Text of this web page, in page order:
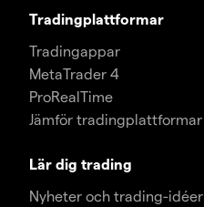
Tradingplattformar
Tradingappar
MetaTrader 4
ProRealTime
Jämför tradingplattformar
Lär dig trading
Nyheter och trading-idéer